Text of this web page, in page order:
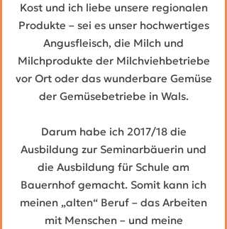
Kost und ich liebe unsere regionalen
Produkte – sei es unser hochwertiges
Angusfleisch, die Milch und
Milchprodukte der Milchviehbetriebe
vor Ort oder das wunderbare Gemüse
der Gemüsebetriebe in Wals.
Darum habe ich 2017/18 die
Ausbildung zur Seminarbäuerin und
die Ausbildung für Schule am
Bauernhof gemacht. Somit kann ich
meinen „alten“ Beruf – das Arbeiten
mit Menschen – und meine